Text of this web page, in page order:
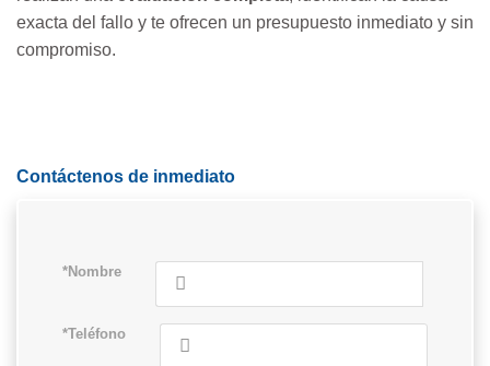
exacta del fallo y te ofrecen un presupuesto inmediato y sin
compromiso.
Contáctenos de inmediato
*Nombre
*Teléfono